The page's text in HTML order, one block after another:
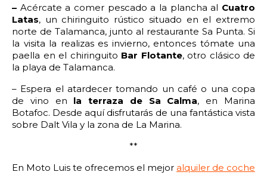
– Acércate a comer pescado a la plancha al Cuatro
Latas, un chiringuito rústico situado en el extremo
norte de Talamanca, junto al restaurante Sa Punta. Si
la visita la realizas es invierno, entonces tómate una
paella en el chiringuito Bar Flotante, otro clásico de
la playa de Talamanca.
– Espera el atardecer tomando un café o una copa
de vino en la terraza de Sa Calma, en Marina
Botafoc. Desde aquí disfrutarás de una fantástica vista
sobre Dalt Vila y la zona de La Marina.
**
En Moto Luis te ofrecemos el mejor alquiler de coche